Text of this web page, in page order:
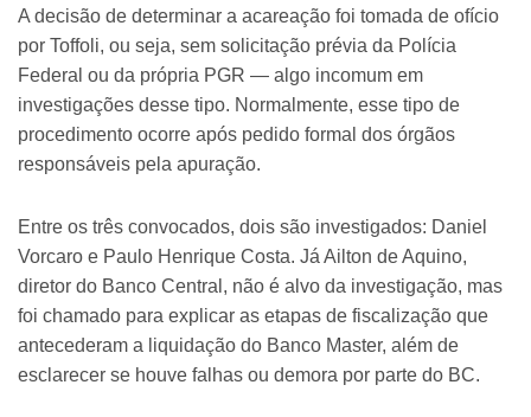
A decisão de determinar a acareação foi tomada de ofício
por Toffoli, ou seja, sem solicitação prévia da Polícia
Federal ou da própria PGR — algo incomum em
investigações desse tipo. Normalmente, esse tipo de
procedimento ocorre após pedido formal dos órgãos
responsáveis pela apuração.
Entre os três convocados, dois são investigados: Daniel
Vorcaro e Paulo Henrique Costa. Já Ailton de Aquino,
diretor do Banco Central, não é alvo da investigação, mas
foi chamado para explicar as etapas de fiscalização que
antecederam a liquidação do Banco Master, além de
esclarecer se houve falhas ou demora por parte do BC.